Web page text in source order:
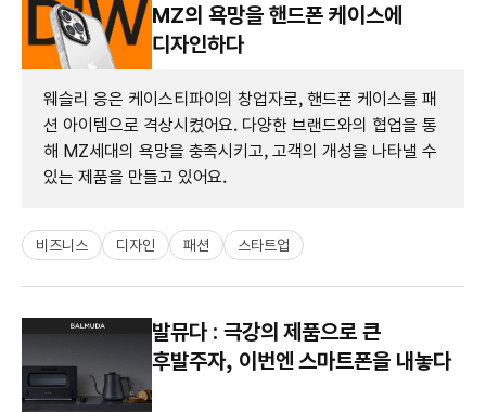
MZ의 욕망을 핸드폰 케이스에
디자인하다
웨슬리 응은 케이스티파이의 창업자로, 핸드폰 케이스를 패
션 아이템으로 격상시켰어요. 다양한 브랜드와의 협업을 통
해 MZ세대의 욕망을 충족시키고, 고객의 개성을 나타낼 수
있는 제품을 만들고 있어요.
비즈니스 디자인 패션 스타트업
발뮤다 : 극강의 제품으로 큰
후발주자, 이번엔 스마트폰을 내놓다